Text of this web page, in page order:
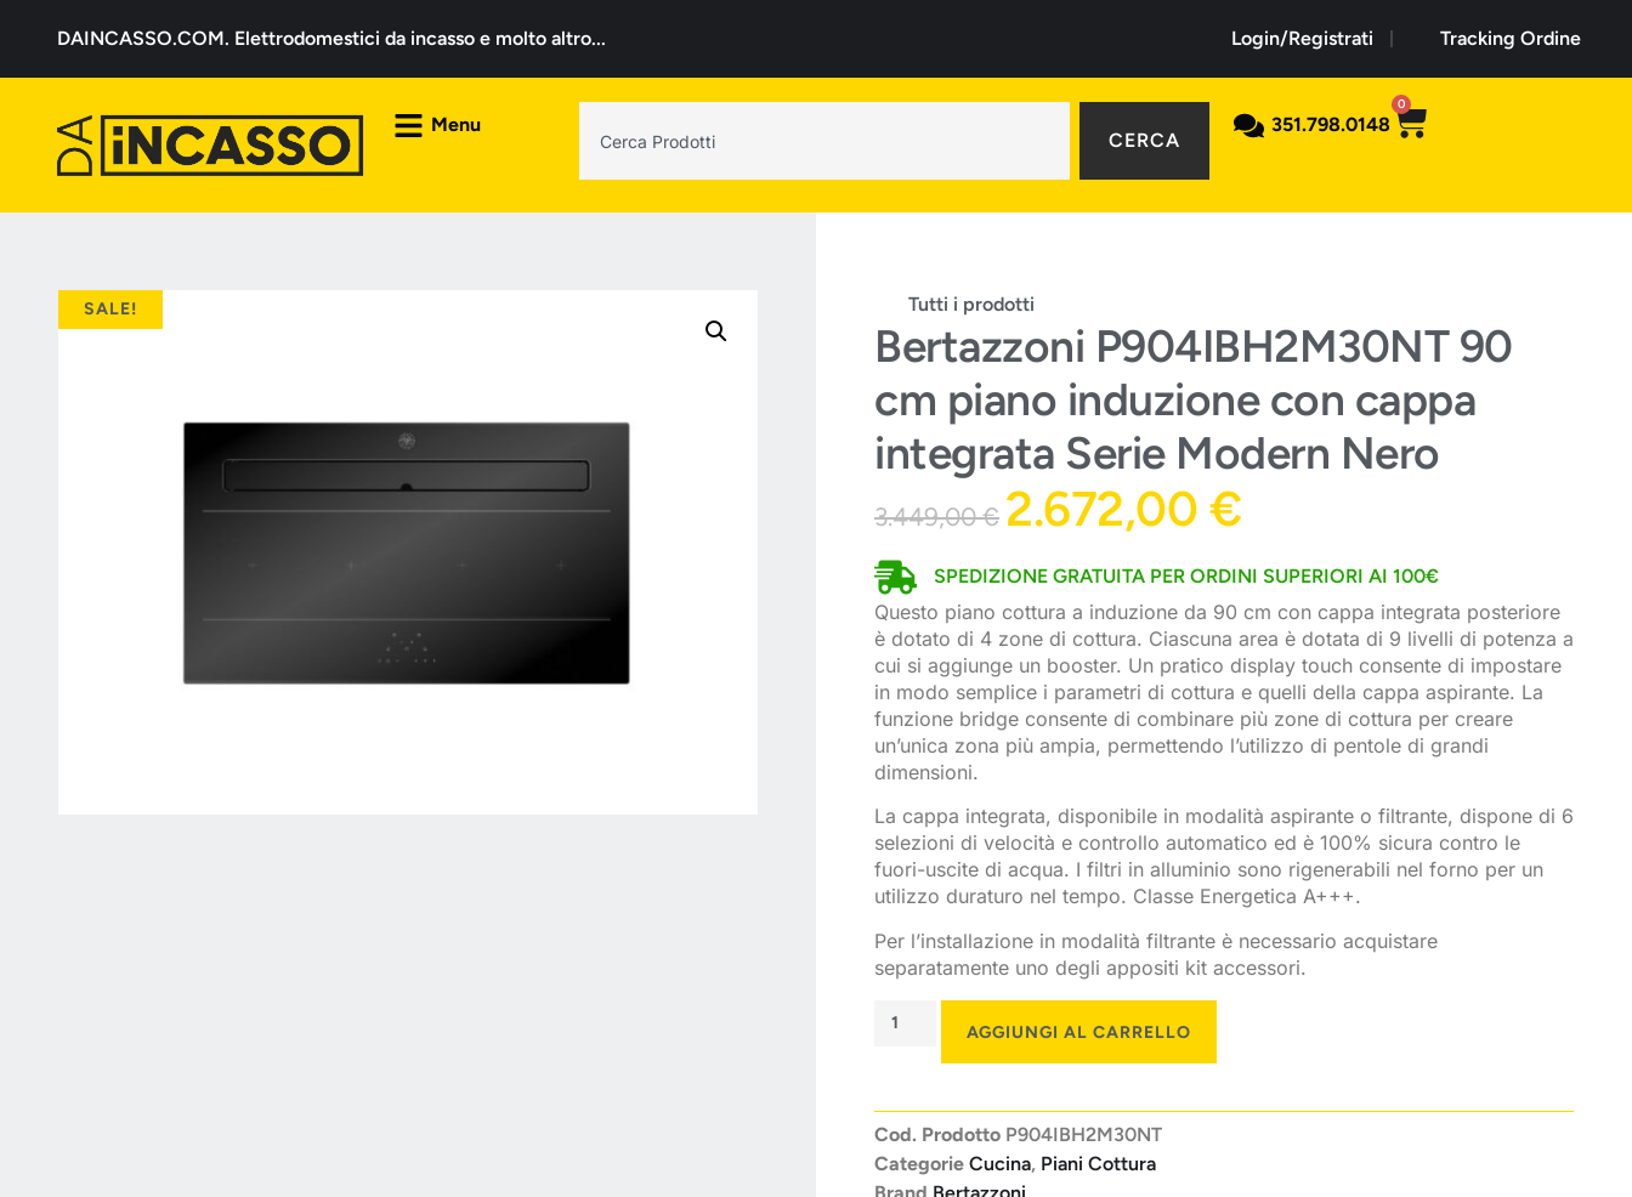
DAINCASSO.COM. Elettrodomestici da incasso e molto altro... Login/Registrati Tracking Ordine
Menu
CERCA
351.798.0148
0
SALE! Tutti i prodotti
Bertazzoni P904IBH2M30NT 90
cm piano induzione con cappa
integrata Serie Modern Nero
3.449,00€ 2.672,00 €
SPEDIZIONE GRATUITA PER ORDINI SUPERIORI AI 100€
Questo piano cottura a induzione da 90 cm con cappa integrata posteriore
è dotato di 4 zone di cottura. Ciascuna area è dotata di 9 livelli di potenza a
cui si aggiunge un booster. Un pratico display touch consente di impostare
in modo semplice i parametri di cottura e quelli della cappa aspirante. La
funzione bridge consente di combinare più zone di cottura per creare
un’unica zona più ampia, permettendo l’utilizzo di pentole di grandi
dimensioni.
La cappa integrata, disponibile in modalità aspirante o filtrante, dispone di 6
selezioni di velocità e controllo automatico ed è 100% sicura contro le
fuori-uscite di acqua. I filtri in alluminio sono rigenerabili nel forno per un
utilizzo duraturo nel tempo. Classe Energetica A+++.
Per l’installazione in modalità filtrante è necessario acquistare
separatamente uno degli appositi kit accessori.
AGGIUNGI AL CARRELLO
Cod. Prodotto P904IBH2M30NT
Categorie Cucina, Piani Cottura